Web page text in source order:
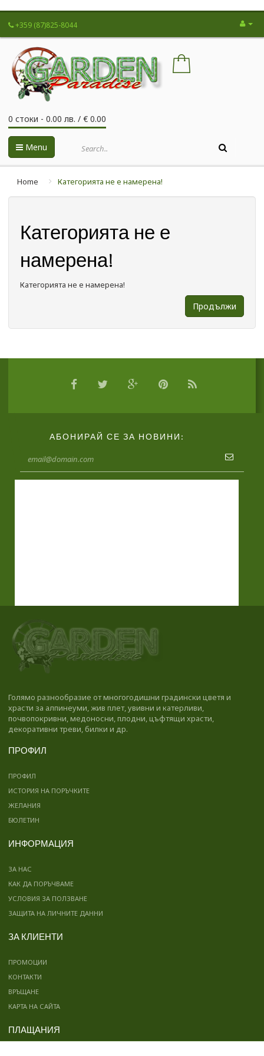
+359 (87)825-8044
0 стоки - 0.00 лв. / € 0.00
Menu
Home Категорията не е намерена!
Категорията не е
намерена!
Категорията не е намерена!
Продължи
АБОНИРАЙ СЕ ЗА НОВИНИ:
Голямо разнообразие от многогодишни градински цветя и
храсти за алпинеуми, жив плет, увивни и катерливи,
почвопокривни, медоносни, плодни, цъфтящи храсти,
декоративни треви, билки и др.
ПРОФИЛ
ПРОФИЛ
ИСТОРИЯ НА ПОРЪЧКИТЕ
ЖЕЛАНИЯ
БЮЛЕТИН
ИНФОРМАЦИЯ
ЗА НАС
КАК ДА ПОРЪЧВАМЕ
УСЛОВИЯ ЗА ПОЛЗВАНЕ
ЗАЩИТА НА ЛИЧНИТЕ ДАННИ
ЗА КЛИЕНТИ
ПРОМОЦИИ
КОНТАКТИ
ВРЪЩАНЕ
КАРТА НА САЙТА
ПЛАЩАНИЯ